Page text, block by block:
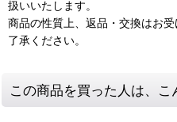
扱いいたします。
商品の性質上、返品・交換はお
了承ください。
この商品を買った人は、